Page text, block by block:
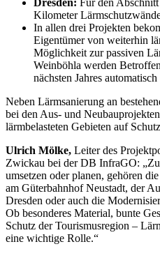
Kilometer
In allen drei Projekten
Eigentümer von weiterhin
Möglichkeit zur passiven
Weinböhla werden
nächsten Jahres
Neben Lärmsanierung an
bei den Aus- und
lärmbelasteten Gebieten auf
Ulrich Mölke, Leiter des
Zwickau bei der DB InfraGO:
umsetzen oder planen, gehören die
am Güterbahnhof Neustadt, der
Dresden oder auch die
Ob besonderes Material, bunte
Schutz der Tourismusregion –
eine wichtige Rolle.“